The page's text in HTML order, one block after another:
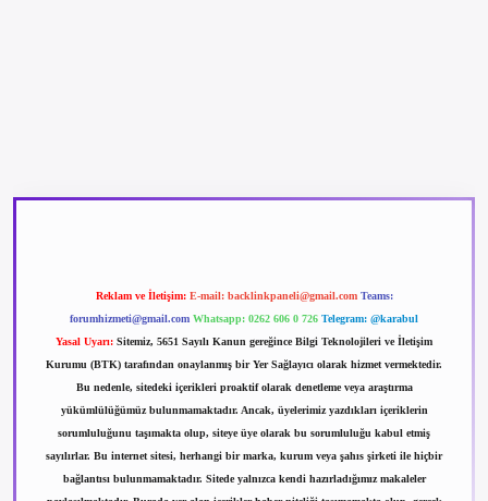
Reklam ve İletişim: E-mail: backlinkpaneli@gmail.com Teams:
forumhizmeti@gmail.com Whatsapp: 0262 606 0 726 Telegram: @karabul
Yasal Uyarı: Sitemiz, 5651 Sayılı Kanun gereğince Bilgi Teknolojileri ve İletişim
Kurumu (BTK) tarafından onaylanmış bir Yer Sağlayıcı olarak hizmet vermektedir.
Bu nedenle, sitedeki içerikleri proaktif olarak denetleme veya araştırma
yükümlülüğümüz bulunmamaktadır. Ancak, üyelerimiz yazdıkları içeriklerin
sorumluluğunu taşımakta olup, siteye üye olarak bu sorumluluğu kabul etmiş
sayılırlar. Bu internet sitesi, herhangi bir marka, kurum veya şahıs şirketi ile hiçbir
bağlantısı bulunmamaktadır. Sitede yalnızca kendi hazırladığımız makaleler